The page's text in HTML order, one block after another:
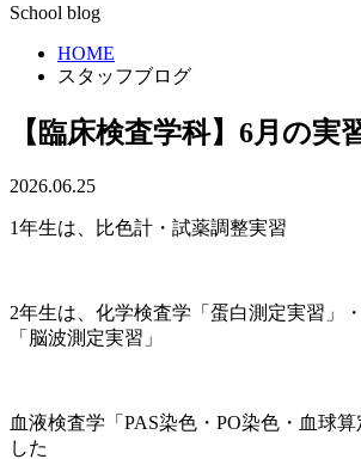
School blog
HOME
スタッフブログ
【臨床検査学科】6月の実
2026.06.25
1年生は、比色計・試薬調整実習
2年生は、化学検査学「蛋白測定実習」
「脳波測定実習」
血液検査学「PAS染色・PO染色・血球
した